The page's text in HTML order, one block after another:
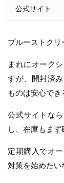
公式サイト
プルーストクリ
まれにオーク
すが、開封済
ものは安心でき
公式サイトな
し、在庫もまず
定期購入でオ
対策を始めたい